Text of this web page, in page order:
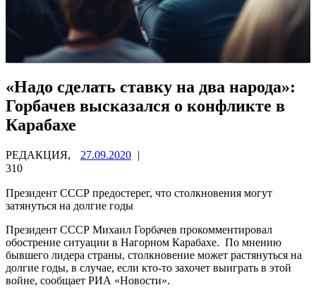
«Надо сделать ставку на два народа»:
Горбачев высказался о конфликте в
Карабахе
РЕДАКЦИЯ, 27.09.2020 |
310
Президент СССР предостерег, что столкновения могут
затянуться на долгие годы
Президент СССР Михаил Горбачев прокомментировал
обострение ситуации в Нагорном Карабахе. По мнению
бывшего лидера страны, столкновение может растянуться на
долгие годы, в случае, если кто-то захочет выиграть в этой
войне, сообщает РИА «Новости».